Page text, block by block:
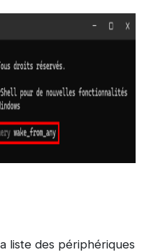
liste des périphériques